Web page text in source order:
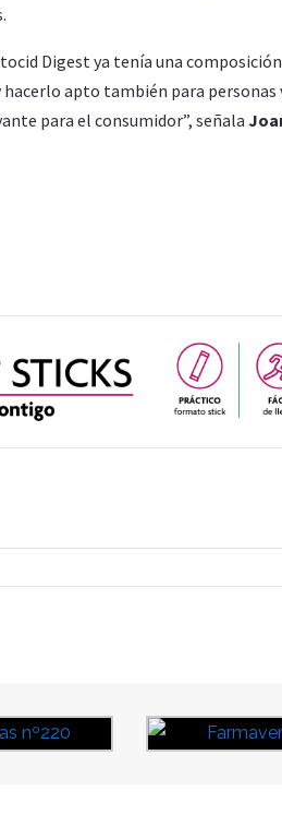
Digest ya tenía una
apto también para personas
para el consumidor”, señala